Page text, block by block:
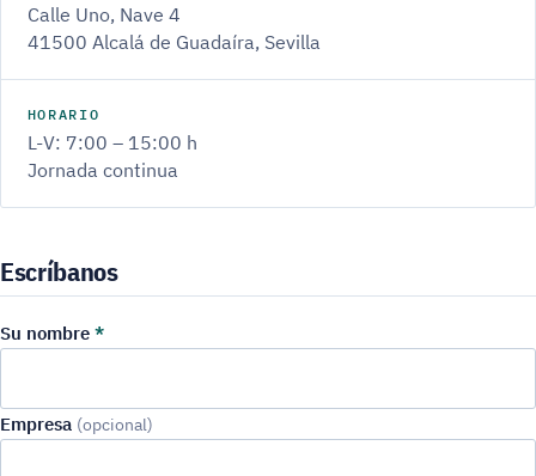
Calle Uno, Nave 4
41500 Alcalá de Guadaíra, Sevilla
HORARIO
L-V: 7:00 – 15:00 h
Jornada continua
Escríbanos
Su nombre *
Empresa (opcional)